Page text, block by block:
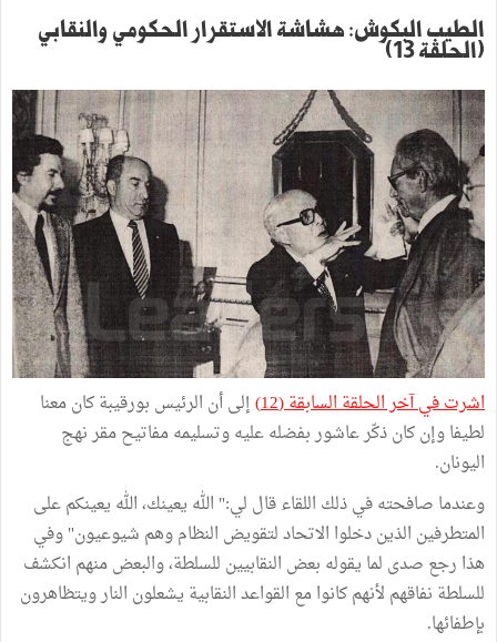
الطيب البكوش: هشاشة الاستقرار الحكومي والنقابي
(الحلقة 13)
اشرت في آخر الحلقة السابقة (12)
إلى أن الرئيس بورقيبة كان معنا
لطيفا وإن كان ذكّر عاشور بفضله عليه وتسليمه مفاتيح مقر نهج
اليونان.
وعندما صافحته في ذلك اللقاء قال لي:" الله يعينك، الله يعينكم على
المتطرفين الذين دخلوا الاتحاد لتقويض النظام وهم شيوعيون" وفي
هذا رجع صدى لما يقوله بعض النقابيين للسلطة، والبعض منهم انكشف
للسلطة نفاقهم لأنهم كانوا مع القواعد النقابية يشعلون النار ويتظاهرون
بإطفائها.